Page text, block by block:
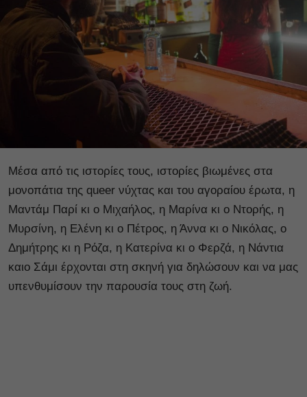
Μέσα από τις ιστορίες τους, ιστορίες βιωμένες στα
μονοπάτια της queer νύχτας και του αγοραίου έρωτα, η
Μαντάμ Παρί κι ο Μιχαήλος, η Μαρίνα κι ο Ντορής, η
Μυρσίνη, η Ελένη κι ο Πέτρος, η Άννα κι ο Νικόλας, ο
Δημήτρης κι η Ρόζα, η Κατερίνα κι ο Φερζά, η Νάντια
καιο Σάμι έρχονται στη σκηνή για δηλώσουν και να μας
υπενθυμίσουν την παρουσία τους στη ζωή.